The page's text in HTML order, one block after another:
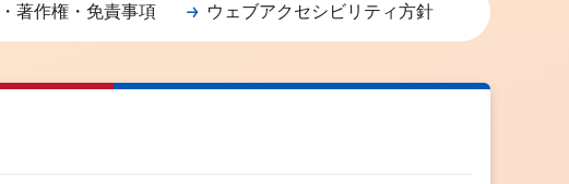
著作権・免責事項 ウェブアクセシビリティ方針